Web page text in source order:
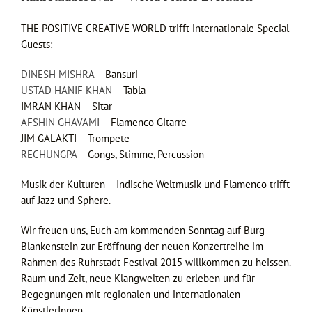
THE POSITIVE CREATIVE WORLD trifft internationale Special
Guests:
DINESH MISHRA– Bansuri
USTAD HANIF KHAN – Tabla
IMRAN KHAN – Sitar
AFSHIN GHAVAMI – Flamenco Gitarre
JIM GALAKTI – Trompete
RECHUNGPA– Gongs, Stimme, Percussion
Musik der Kulturen – Indische Weltmusik und Flamenco trifft
auf Jazz und Sphere.
Wir freuen uns, Euch am kommenden Sonntag auf Burg
Blankenstein zur Eröffnung der neuen Konzertreihe im
Rahmen des Ruhrstadt Festival 2015 willkommen zu heissen.
Raum und Zeit, neue Klangwelten zu erleben und für
Begegnungen mit regionalen und internationalen